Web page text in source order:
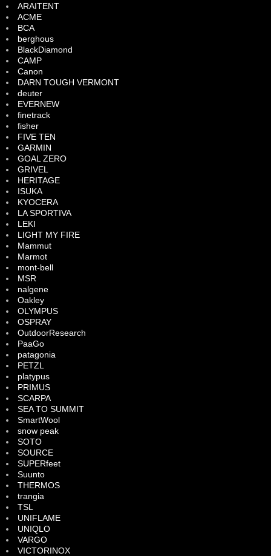
ARAITENT
ACME
BCA
berghous
BlackDiamond
CAMP
Canon
DARN TOUGH VERMONT
deuter
EVERNEW
finetrack
fisher
FIVE TEN
GARMIN
GOAL ZERO
GRIVEL
HERITAGE
ISUKA
KYOCERA
LA SPORTIVA
LEKI
LIGHT MY FIRE
Mammut
Marmot
mont-bell
MSR
nalgene
Oakley
OLYMPUS
OSPRAY
OutdoorResearch
PaaGo
patagonia
PETZL
platypus
PRIMUS
SCARPA
SEA TO SUMMIT
SmartWool
snow peak
SOTO
SOURCE
SUPERfeet
Suunto
THERMOS
trangia
TSL
UNIFLAME
UNIQLO
VARGO
VICTORINOX